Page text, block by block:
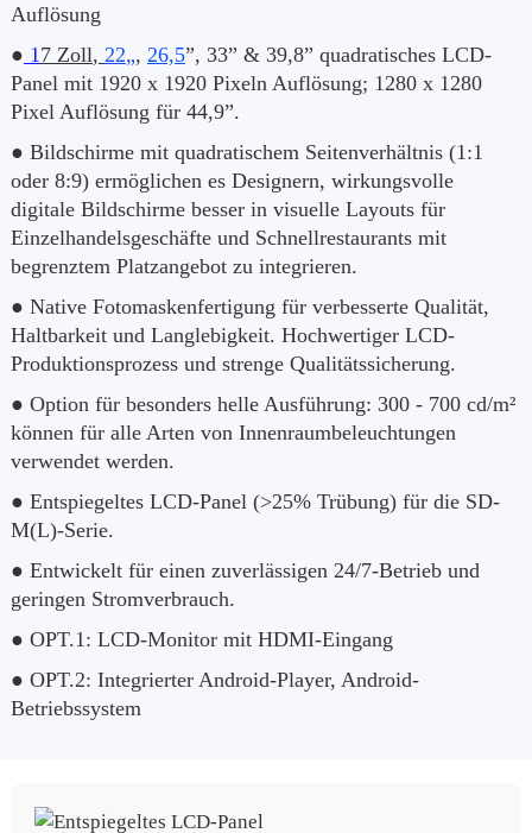
Auflösung
● 17 Zoll, 22„, 26,5”, 33” & 39,8” quadratisches LCD-
Panel mit 1920 x 1920 Pixeln Auflösung; 1280 x 1280
Pixel Auflösung für 44,9”.
● Bildschirme mit quadratischem Seitenverhältnis (1:1
oder 8:9) ermöglichen es Designern, wirkungsvolle
digitale Bildschirme besser in visuelle Layouts für
Einzelhandelsgeschäfte und Schnellrestaurants mit
begrenztem Platzangebot zu integrieren.
● Native Fotomaskenfertigung für verbesserte Qualität,
Haltbarkeit und Langlebigkeit. Hochwertiger LCD-
Produktionsprozess und strenge Qualitätssicherung.
● Option für besonders helle Ausführung: 300 - 700 cd/m²
können für alle Arten von Innenraumbeleuchtungen
verwendet werden.
● Entspiegeltes LCD-Panel (>25% Trübung) für die SD-
M(L)-Serie.
● Entwickelt für einen zuverlässigen 24/7-Betrieb und
geringen Stromverbrauch.
● OPT.1: LCD-Monitor mit HDMI-Eingang
● OPT.2: Integrierter Android-Player, Android-
Betriebssystem